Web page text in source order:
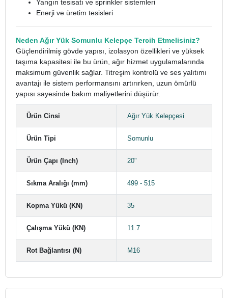
Yangın tesisatı ve sprinkler sistemleri
Enerji ve üretim tesisleri
Neden Ağır Yük Somunlu Kelepçe Tercih Etmelisiniz?
Güçlendirilmiş gövde yapısı, izolasyon özellikleri ve yüksek
taşıma kapasitesi ile bu ürün, ağır hizmet uygulamalarında
maksimum güvenlik sağlar. Titreşim kontrolü ve ses yalıtımı
avantajı ile sistem performansını artırırken, uzun ömürlü
yapısı sayesinde bakım maliyetlerini düşürür.
Ürün Cinsi Ağır Yük Kelepçesi
Ürün Tipi Somunlu
Ürün Çapı (Inch) 20"
Sıkma Aralığı (mm) 499 - 515
Kopma Yükü (KN) 35
Çalışma Yükü (KN) 11.7
Rot Bağlantısı (N) M16